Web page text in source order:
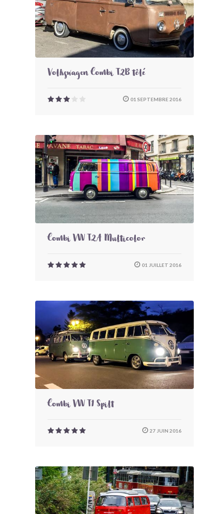
Volkswagen Combi T2B tôlé
01 SEPTEMBRE 2016
Combi VW T2A Multicolor
01 JUILLET 2016
Combi VW T1 Spilt
27 JUIN 2016